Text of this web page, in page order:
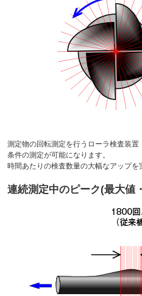
測定物の回転測定を行うローラ検査装
条件の測定が可能になります。
時間あたりの検査数量の大幅なアップ
連続測定中のピーク(最大値